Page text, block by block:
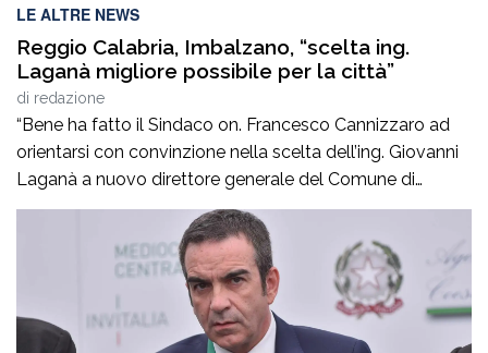
LE ALTRE NEWS
Reggio Calabria, Imbalzano, “scelta ing.
Laganà migliore possibile per la città”
di redazione
“Bene ha fatto il Sindaco on. Francesco Cannizzaro ad
orientarsi con convinzione nella scelta dell’ing. Giovanni
Laganà a nuovo direttore generale del Comune di
Reggio in questa fase storica. Un manager di altissimo
profilo che avendo maturato con successo esperienze in
ruoli di alta responsabilità sia sul versante tecnico che in
quello amministrativo -contabile costituisce […]